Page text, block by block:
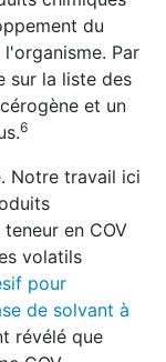
du
Par
sur la liste des
et un
6
Notre travail ici
en COV
volatils
pour
de solvant à
révélé que